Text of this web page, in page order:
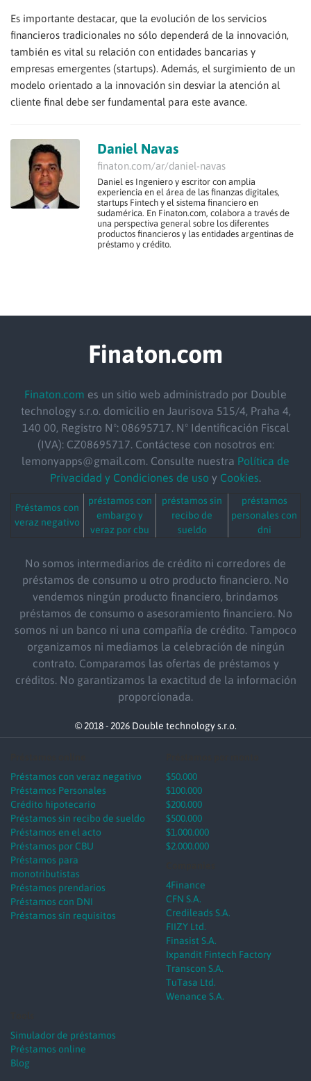
Es importante destacar, que la evolución de los servicios
financieros tradicionales no sólo dependerá de la innovación,
también es vital su relación con entidades bancarias y
empresas emergentes (startups). Además, el surgimiento de un
modelo orientado a la innovación sin desviar la atención al
cliente final debe ser fundamental para este avance.
Daniel Navas
finaton.com/ar/daniel-navas
Daniel es Ingeniero y escritor con amplia
experiencia en el área de las finanzas digitales,
startups Fintech y el sistema financiero en
sudamérica. En Finaton.com, colabora a través de
una perspectiva general sobre los diferentes
productos financieros y las entidades argentinas de
préstamo y crédito.
Finaton.com
Finaton.com es un sitio web administrado por Double
technology s.r.o. domicilio en Jaurisova 515/4, Praha 4,
140 00, Registro Nº: 08695717. Nº Identificación Fiscal
(IVA): CZ08695717. Contáctese con nosotros en:
lemonyapps@gmail.com. Consulte nuestra Política de
Privacidad y Condiciones de uso y Cookies.
Préstamos con
veraz negativo
préstamos con
embargo y
veraz por cbu
préstamos sin
recibo de
sueldo
préstamos
personales con
dni
No somos intermediarios de crédito ni corredores de
préstamos de consumo u otro producto financiero. No
vendemos ningún producto financiero, brindamos
préstamos de consumo o asesoramiento financiero. No
somos ni un banco ni una compañía de crédito. Tampoco
organizamos ni mediamos la celebración de ningún
contrato. Comparamos las ofertas de préstamos y
créditos. No garantizamos la exactitud de la información
proporcionada.
© 2018 - 2026 Double technology s.r.o.
Préstamos con veraz negativo
Préstamos Personales
Crédito hipotecario
Préstamos sin recibo de sueldo
Préstamos en el acto
Préstamos por CBU
Préstamos para
monotributistas
Préstamos prendarios
Préstamos con DNI
Préstamos sin requisitos
$50.000
$100.000
$200.000
$500.000
$1.000.000
$2.000.000
4Finance
CFN S.A.
Credileads S.A.
FIIZY Ltd.
Finasist S.A.
Ixpandit Fintech Factory
Transcon S.A.
TuTasa Ltd.
Wenance S.A.
Simulador de préstamos
Préstamos online
Blog